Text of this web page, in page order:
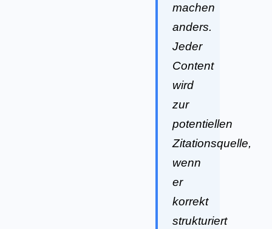
machen
anders.
Jeder
Content
wird
zur
potentiellen
Zitationsquelle,
wenn
er
korrekt
strukturiert